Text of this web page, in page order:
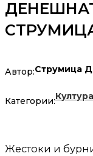
Автор:Струмица
Категории:Култура
Жестоки и